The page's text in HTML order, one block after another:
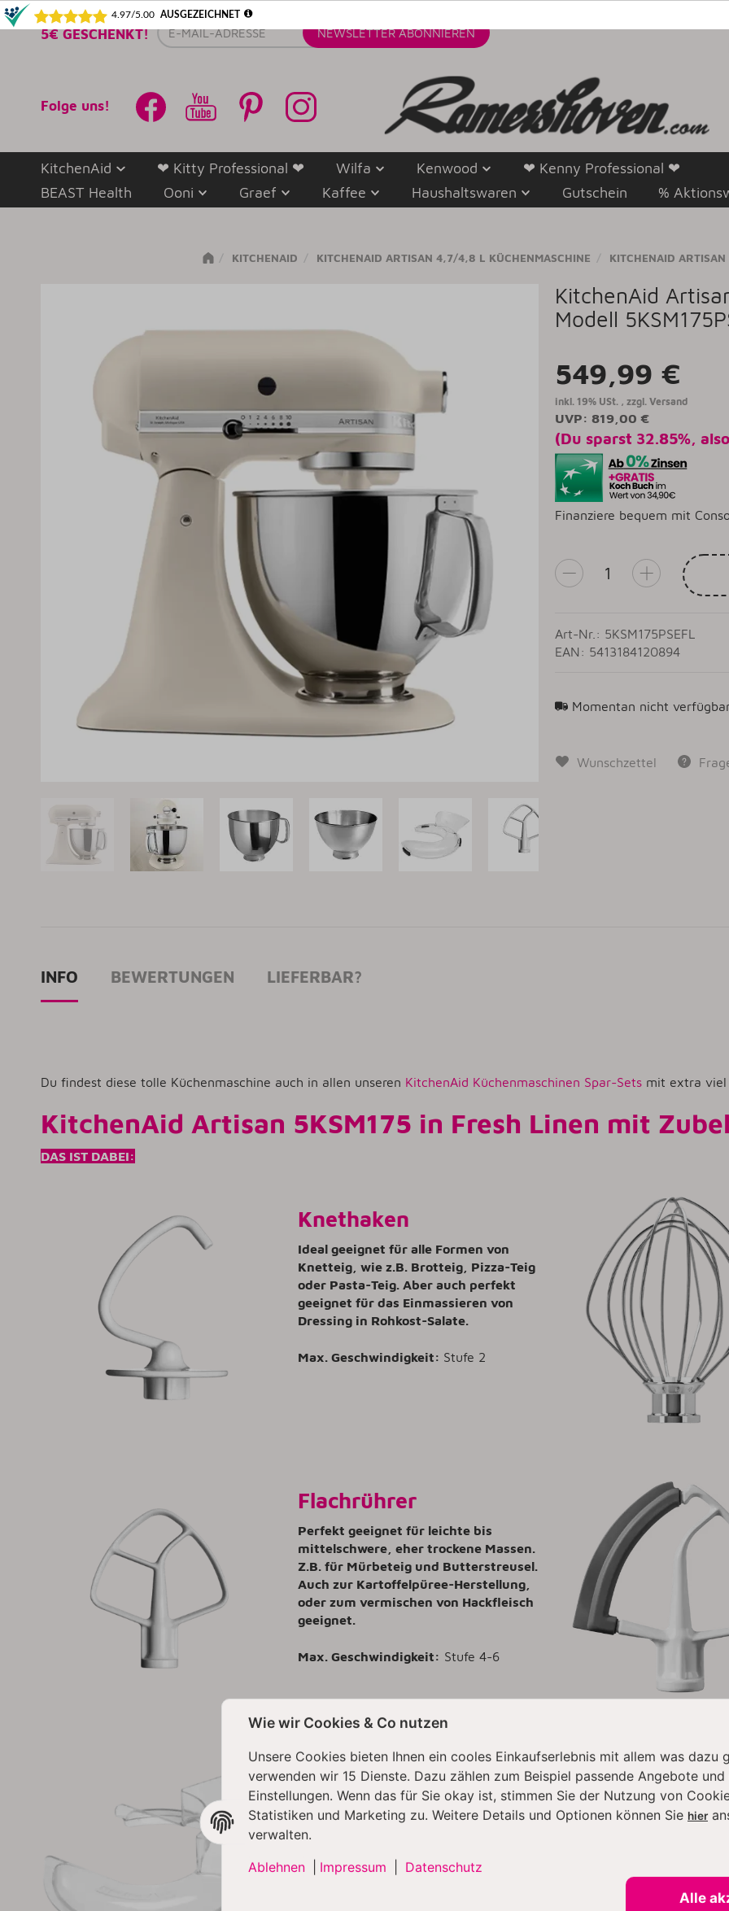
5€ GESCHENKT! E-
Mail-
NEWSLETTER ABONNIEREN
Folge uns!
KitchenAid ❤ Kitty Professional ❤ Wilfa Kenwood
❤ Kenny Professional ❤
BEAST Health
Ooni Graef Kaffee Haushaltswaren Gutschein %
KITCHENAID KITCHENAID ARTISAN 4,7/4,8 L KÜCHENMASCHINE KITCHENAID
KitchenAid
Modell
549,99 €
inkl. 19% USt. , zzgl. Versand
UVP: 819,00 €
(Du sparst 32.85%, also
Finanziere bequem mit
Art-Nr.: 5KSM175PSEFL
EAN: 5413184120894
Momentan nicht
Wunschzettel
INFO BEWERTUNGEN LIEFERBAR?
Du findest diese tolle Küchenmaschine auch in allen unseren KitchenAid Küchenmaschinen Spar-Sets mit extra viel
KitchenAid Artisan 5KSM175 in Fresh Linen mit
DAS IST DABEI:
Knethaken
Ideal geeignet für alle Formen von
Knetteig, wie z.B. Brotteig, Pizza-Teig
oder Pasta-Teig. Aber auch perfekt
geeignet für das Einmassieren von
Dressing in Rohkost-Salate.
Max. Geschwindigkeit: Stufe 2
Flachrührer
Perfekt geeignet für leichte bis
mittelschwere, eher trockene Massen.
Z.B. für Mürbeteig und Butterstreusel.
Auch zur Kartoffelpüree-Herstellung,
oder zum vermischen von Hackfleisch
geeignet.
Max. Geschwindigkeit: Stufe 4-6
Spritzschutz
Dieser hält die Küche sauber und
erleichtert das Einfüllen in die
Rührschüssel durch die eingebaute
Einfüllschütte
Wie wir Cookies & Co nutzen
Unsere Cookies bieten Ihnen ein cooles Einkaufserlebnis mit allem was dazu
verwenden wir 15 Dienste. Dazu zählen zum Beispiel passende Angebote
Einstellungen. Wenn das für Sie okay ist, stimmen Sie der Nutzung von
Statistiken und Marketing zu. Weitere Details und Optionen können Sie hier
verwalten.
Ablehnen
Impressum
Datenschutz
Alle